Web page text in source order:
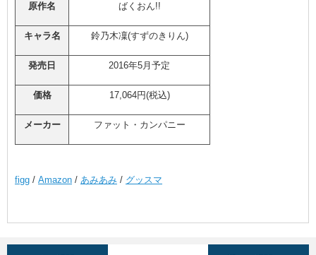
原作名 ばくおん!!
キャラ名 鈴乃木凜(すずのきりん)
発売日 2016年5月予定
価格 17,064円(税込)
メーカー ファット・カンパニー
figg / Amazon / あみあみ / グッスマ